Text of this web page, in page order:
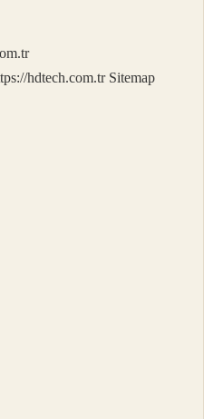
hdtech.com.tr Sitemap